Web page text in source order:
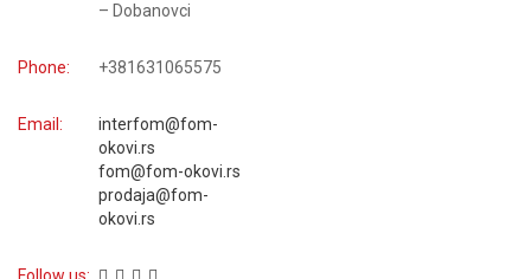
– Dobanovci
Phone: +381631065575
Email:
interfom@fom-
okovi.rs
fom@fom-okovi.rs
prodaja@fom-
okovi.rs